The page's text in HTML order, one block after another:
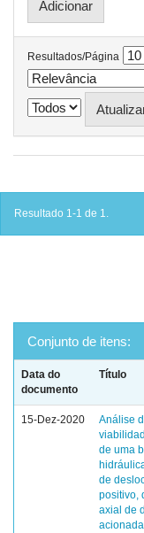
Resultados/Página
Resultado 1-1 de 1.
Conjunto de itens:
Data do
documento
Título
15-Dez-2020
Análise
de uma
de
positivo,
axial de